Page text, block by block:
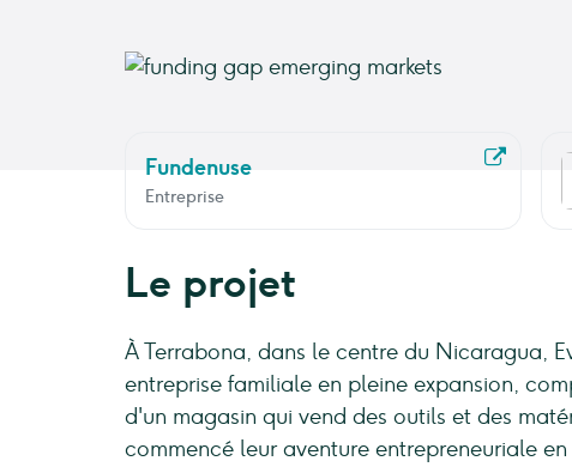
Fundenuse
Entreprise
Le projet
À Terrabona, dans le centre du Nicaragua,
entreprise familiale en pleine expansion,
d'un magasin qui vend des outils et des
commencé leur aventure entrepreneuriale